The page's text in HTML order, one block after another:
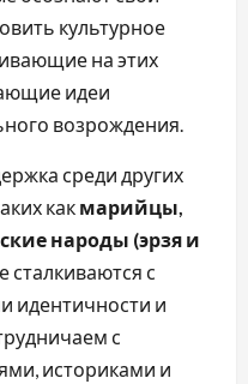
культурное
на этих
идеи
возрождения.
среди других
как марийцы,
народы (эрзя и
сталкиваются с
идентичности и
с
историками и